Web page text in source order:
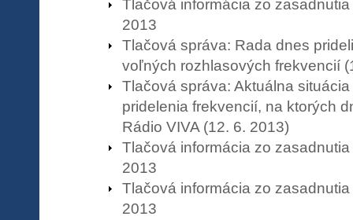
Tlačová informácia zo
2013
Tlačová správa: Rada dnes
voľných rozhlasových frekvencií
Tlačová správa: Aktuálna
pridelenia frekvencií, na ktorých
Rádio VIVA (12. 6. 2013)
Tlačová informácia zo
2013
Tlačová informácia zo
2013